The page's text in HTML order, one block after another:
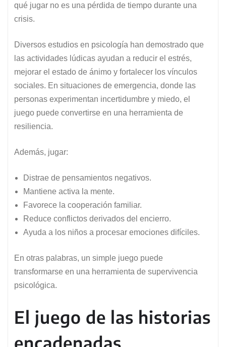
qué jugar no es una pérdida de tiempo durante una
crisis.
Diversos estudios en psicología han demostrado que
las actividades lúdicas ayudan a reducir el estrés,
mejorar el estado de ánimo y fortalecer los vínculos
sociales. En situaciones de emergencia, donde las
personas experimentan incertidumbre y miedo, el
juego puede convertirse en una herramienta de
resiliencia.
Además, jugar:
Distrae de pensamientos negativos.
Mantiene activa la mente.
Favorece la cooperación familiar.
Reduce conflictos derivados del encierro.
Ayuda a los niños a procesar emociones difíciles.
En otras palabras, un simple juego puede
transformarse en una herramienta de supervivencia
psicológica.
El juego de las historias
encadenadas